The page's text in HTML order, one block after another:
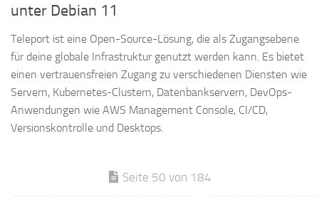
unter Debian 11
Teleport ist eine Open-Source-Lösung, die als Zugangsebene
für deine globale Infrastruktur genutzt werden kann. Es bietet
einen vertrauensfreien Zugang zu verschiedenen Diensten wie
Servern, Kubernetes-Clustern, Datenbankservern, DevOps-
Anwendungen wie AWS Management Console, CI/CD,
Versionskontrolle und Desktops.
Seite 50 von 184